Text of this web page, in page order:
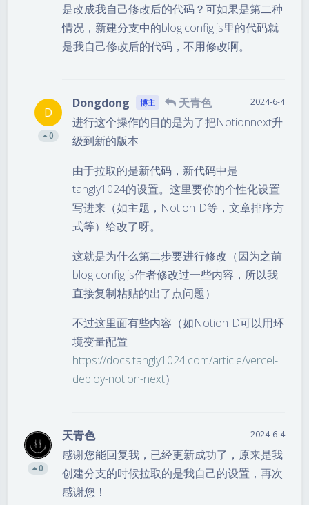
是改成我自己修改后的代码？可如果是第二种
情况，新建分支中的blog.config.js里的代码就
是我自己修改后的代码，不用修改啊。
D
0
Dongdong 博主 天青色 2024-6-4
进行这个操作的目的是为了把Notionnext升
级到新的版本
由于拉取的是新代码，新代码中是
tangly1024的设置。这里要你的个性化设置
写进来（如主题，NotionID等，文章排序方
式等）给改了呀。
这就是为什么第二步要进行修改（因为之前
blog.config.js作者修改过一些内容，所以我
直接复制粘贴的出了点问题）
不过这里面有些内容（如NotionID可以用环
境变量配置
https://docs.tangly1024.com/article/vercel-
deploy-notion-next）
0
天青色 2024-6-4
感谢您能回复我，已经更新成功了，原来是我
创建分支的时候拉取的是我自己的设置，再次
感谢您！